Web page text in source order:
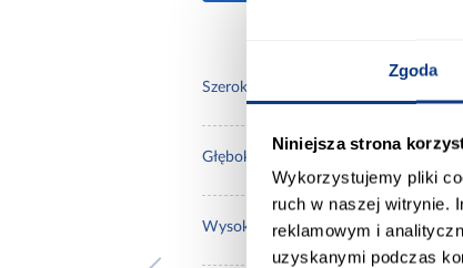
Zgoda
Niniejsza strona
Wykorzystujemy pliki
ruch w naszej witrynie.
reklamowym i
uzyskanymi podczas
Szerokość [cm]:
Głębokość [cm]:
Wysokość całkowita maksymalna: